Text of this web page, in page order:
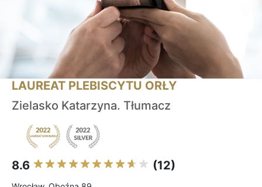
LAUREAT PLEBISCYTU ORŁY
Zielasko Katarzyna. Tłumacz
8.6 (12)